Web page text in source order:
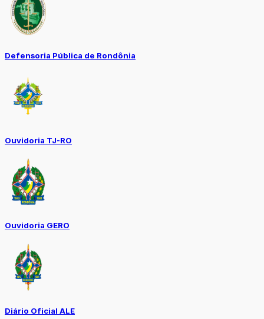
Defensoria Pública de Rondônia
Ouvidoria TJ-RO
Ouvidoria GERO
Diário Oficial ALE